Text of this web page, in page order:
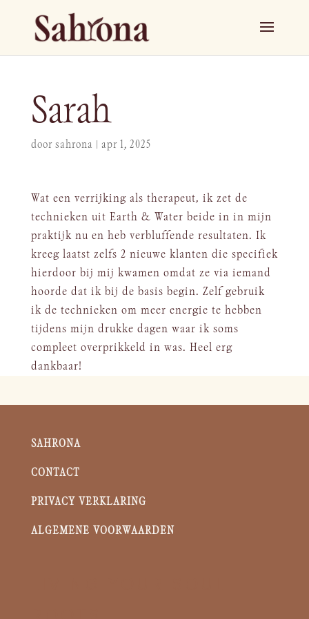
Sarah
door sahrona apr 1, 2025
Wat een verrijking als therapeut, ik zet de
technieken uit Earth & Water beide in in mijn
praktijk nu en heb verbluffende resultaten. Ik
kreeg laatst zelfs 2 nieuwe klanten die specifiek
hierdoor bij mij kwamen omdat ze via iemand
hoorde dat ik bij de basis begin. Zelf gebruik
ik de technieken om meer energie te hebben
tijdens mijn drukke dagen waar ik soms
compleet overprikkeld in was. Heel erg
dankbaar!
SAHRONA
CONTACT
PRIVACY VERKLARING
ALGEMENE VOORWAARDEN